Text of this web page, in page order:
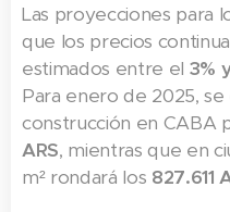
Las proyecciones para
que los precios
estimados entre el 3%
Para enero de 2025,
construcción en CABA
ARS, mientras que en
m² rondará los 827.611